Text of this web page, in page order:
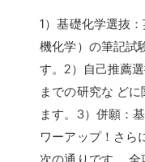
1）基礎化学選抜
機化学）の筆記試
す。2）自己推薦
までの研究な ど
ます。3）併願：
ワーアップ！さら
次の通りです。